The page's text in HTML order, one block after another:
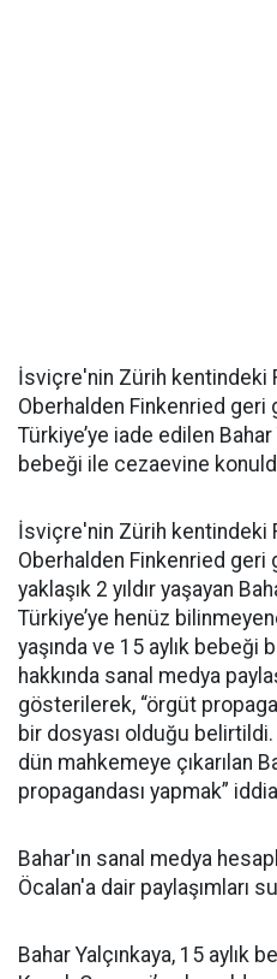
İsviçre'nin Zürih kentindeki
Oberhalden Finkenried
Türkiye’ye iade edilen Bahar
bebeği ile cezaevine
İsviçre'nin Zürih kentindeki
Oberhalden Finkenried
yaklaşık 2 yıldır yaşayan
Türkiye’ye henüz
yaşında ve 15 aylık bebeği
hakkında sanal medya
gösterilerek, “örgüt
bir dosyası olduğu
dün mahkemeye çıkarılan
propagandası yapmak”
Bahar'ın sanal medya
Öcalan'a dair paylaşımları
Bahar Yalçınkaya, 15 aylık